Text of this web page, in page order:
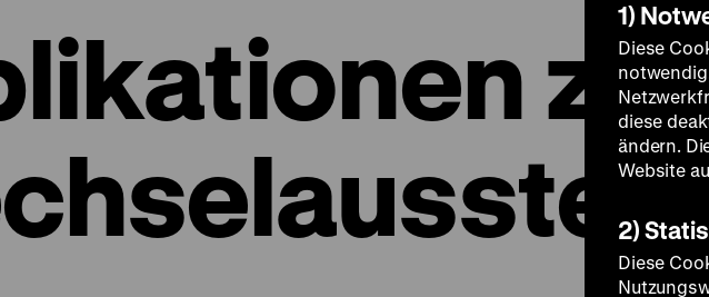
zu
1)
Diese
diese
ändern.
Website
2)
Diese